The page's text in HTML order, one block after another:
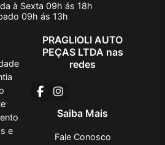
à Sexta 09h ás 18h
09h ás 13h
e
PRAGLIOLI AUTO
PEÇAS LTDA nas
redes
Saiba Mais
Fale Conosco